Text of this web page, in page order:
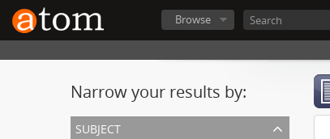
Browse
Narrow your results by:
subject